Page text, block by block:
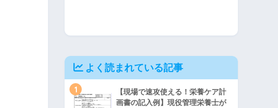
よく読まれている記事
1
【現場で速攻使える！栄養ケア計
画書の記入例】現役管理栄養士が